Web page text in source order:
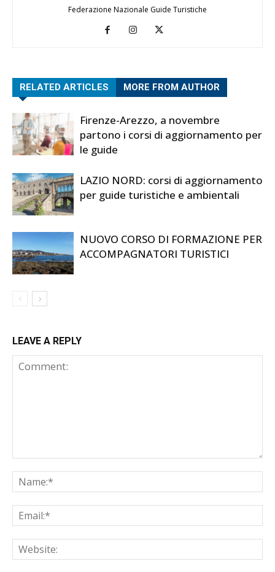
Federazione Nazionale Guide Turistiche
RELATED ARTICLES MORE FROM AUTHOR
Firenze-Arezzo, a novembre
partono i corsi di aggiornamento per
le guide
LAZIO NORD: corsi di aggiornamento
per guide turistiche e ambientali
NUOVO CORSO DI FORMAZIONE PER
ACCOMPAGNATORI TURISTICI
LEAVE A REPLY